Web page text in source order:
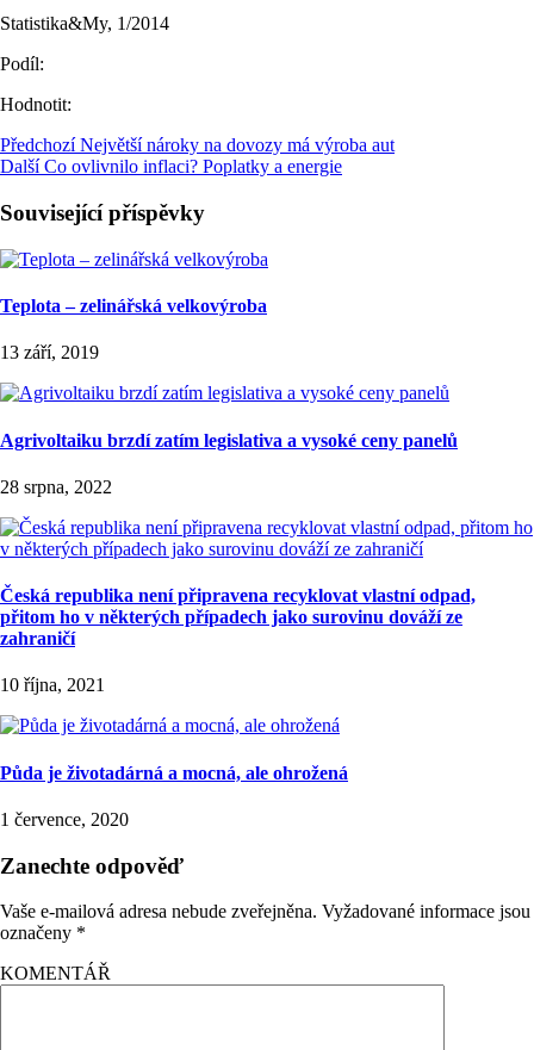
Statistika&My, 1/2014
Podíl:
Hodnotit:
Předchozí Největší nároky na dovozy má výroba aut
Další Co ovlivnilo inflaci? Poplatky a energie
Související příspěvky
Teplota – zelinářská velkovýroba
13 září, 2019
Agrivoltaiku brzdí zatím legislativa a vysoké ceny panelů
28 srpna, 2022
Česká republika není připravena recyklovat vlastní odpad,
přitom ho v některých případech jako surovinu dováží ze
zahraničí
10 října, 2021
Půda je životadárná a mocná, ale ohrožená
1 července, 2020
Zanechte odpověď
Vaše e-mailová adresa nebude zveřejněna. Vyžadované informace jsou
označeny *
KOMENTÁŘ